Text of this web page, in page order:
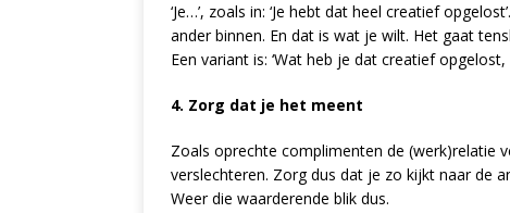
‘Je…’, zoals in: ‘Je hebt dat heel creatief
ander binnen. En dat is wat je wilt. Het gaat
Een variant is: ‘Wat heb je dat creatief
4. Zorg dat je het meent
Zoals oprechte complimenten de (werk)relatie
verslechteren. Zorg dus dat je zo kijkt naar de
Weer die waarderende blik dus.